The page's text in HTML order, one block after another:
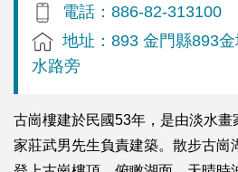
電話：886-82-313100
地址：893 金門縣893
水路旁
古崗樓建於民國53年，是由淡水
家莊武男先生負責建築。散步古崗